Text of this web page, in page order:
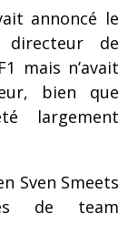
annoncé le
de
mais n’avait
bien que
largement
Sven Smeets
de team